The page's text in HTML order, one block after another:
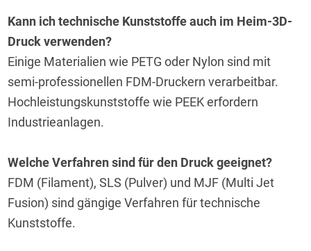
Kann ich technische Kunststoffe auch im Heim-3D-
Druck verwenden?
Einige Materialien wie PETG oder Nylon sind mit
semi-professionellen FDM-Druckern verarbeitbar.
Hochleistungskunststoffe wie PEEK erfordern
Industrieanlagen.
Welche Verfahren sind für den Druck geeignet?
FDM (Filament), SLS (Pulver) und MJF (Multi Jet
Fusion) sind gängige Verfahren für technische
Kunststoffe.